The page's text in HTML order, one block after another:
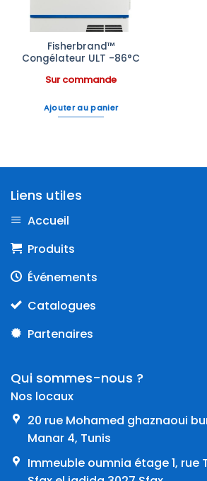
Fisherbrand™
Congélateur ULT -86°C
Sur commande
Ajouter au panier
Liens utiles
Accueil
Produits
Événements
Catalogues
Partenaires
Qui sommes-nous ?
Nos locaux
20 rue Mohamed ghaznaoui
Manar 4, Tunis
Immeuble oumnia étage 1, rue